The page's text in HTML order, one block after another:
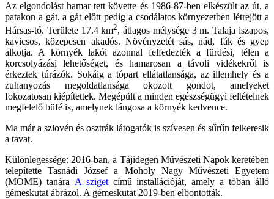
Az elgondolást hamar tett követte és 1986-87-ben elkészült az út, a
patakon a gát, a gát előtt pedig a csodálatos környezetben létrejött a
Hársas-tó. Területe 17.4 km2, átlagos mélysége 3 m. Talaja iszapos,
kavicsos, közepesen akadós. Növényzetét sás, nád, fák és gyep
alkotja. A környék lakói azonnal felfedezték a fürdési, télen a
korcsolyázási lehetőséget, és hamarosan a távoli vidékekről is
érkeztek túrázók. Sokáig a tópart ellátatlansága, az illemhely és a
zuhanyozás megoldatlansága okozott gondot, amelyeket
fokozatosan kiépítettek. Megépült a minden egészségügyi feltételnek
megfelelő büfé is, amelynek lángosa a környék kedvence.
Ma már a szlovén és osztrák látogatók is szívesen és sűrűn felkeresik
a tavat.
Különlegessége: 2016-ban, a Tájidegen Művészeti Napok keretében
telepítette Tasnádi József a Moholy Nagy Művészeti Egyetem
(MOME) tanára A szigetcímű installációját, amely a tóban álló
gémeskutat ábrázol. A gémeskutat 2019-ben elbontották.